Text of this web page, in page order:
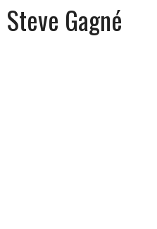
Steve Gagné